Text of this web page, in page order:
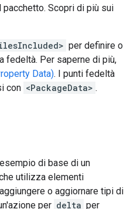
Scopri di più sui
per definire o
fedeltà. Per saperne di più,
Data). I punti fedeltà
con <PackageData> .
di base di un
utilizza elementi
o aggiornare tipi di
per delta per